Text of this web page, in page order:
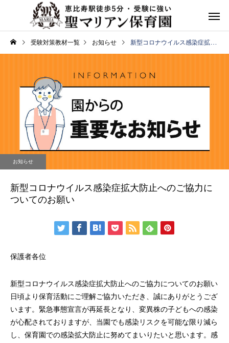
受験対策教材一覧 お知らせ 新型コロナウイルス感染症拡大防止へのご協力についてのお願い
お知らせ
新型コロナウイルス感染症拡大防止へのご協力に
ついてのお願い
保護者各位
新型コロナウイルス感染症拡大防止へのご協力についてのお願い
日頃より保育活動にご理解ご協力いただき、誠にありがとうござ
います。緊急事態宣言が再延長となり、変異株の子どもへの感染
が心配されておりますが、当園でも感染リスクを可能な限り減ら
し、保育園での感染拡大防止に努めてまいりたいと思います。感